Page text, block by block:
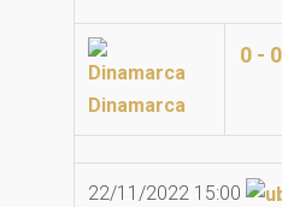
Dinamarca
0 - 0
22/11/2022 15:00